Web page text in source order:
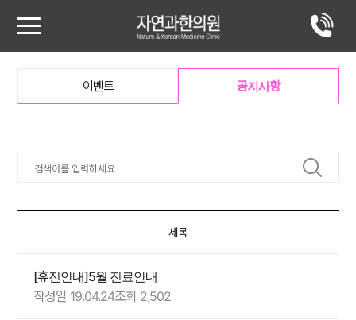
이벤트 공지사항
제목
[휴진안내]5월 진료안내
작성일 19.04.24조회 2,502